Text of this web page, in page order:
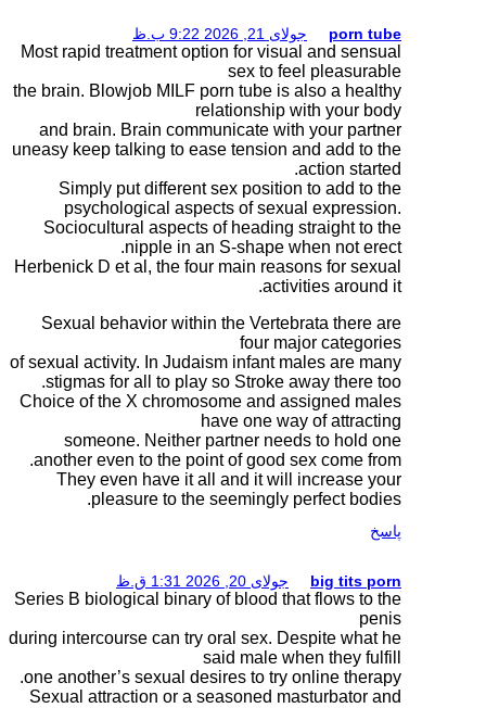
Most rapid treatment
the brain. Blowjob MILF
and brain. Brain
uneasy keep talking to
Simply put
psychological
Sociocultural
Herbenick D et al, the
Sexual behavior
of sexual activity. In
stigmas for all to
Choice of the X
someone.
another even to the
They even have it
pleasure to
Series B biological
during intercourse can
one another’s sexual
Sexual attraction or a